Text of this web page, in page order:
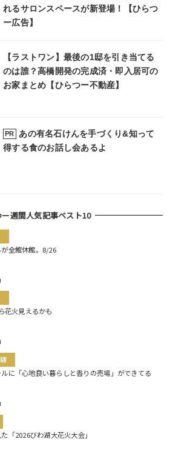
れるサロンスペースが新登場！【ひらつ
ー広告】
【ラストワン】最後の1邸を引き当てる
のは誰？高橋開発の完成済・即入居可の
お家まとめ【ひらつー不動産】
PR
あの有名石けんを手づくり&知って
得する食のお話し会あるよ
ー週間人気記事ベスト10
全館休館。8/26
花火見えるかも
ルに「心地良い暮らしと香りの売場」ができてる
「2026びわ湖大花火大会」